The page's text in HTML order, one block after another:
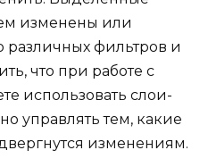
изменены или
фильтров и
что при работе с
использовать слои-
управлять тем, какие
изменениям.